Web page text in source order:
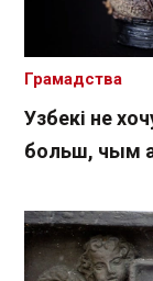
Узбекі не
больш, чым
Грамадства